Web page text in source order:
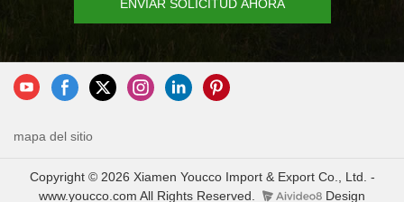
ENVIAR SOLICITUD AHORA
mapa del sitio
Copyright © 2026 Xiamen Youcco Import & Export Co., Ltd. -
www.youcco.com All Rights Reserved.
Design